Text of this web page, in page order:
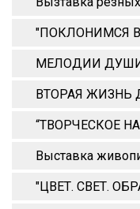
"ПОКЛОНИМСЯ
МЕЛОДИИ
ВТОРАЯ ЖИЗНЬ
“ТВОРЧЕСКОЕ
Выставка
"ЦВЕТ. СВЕТ.